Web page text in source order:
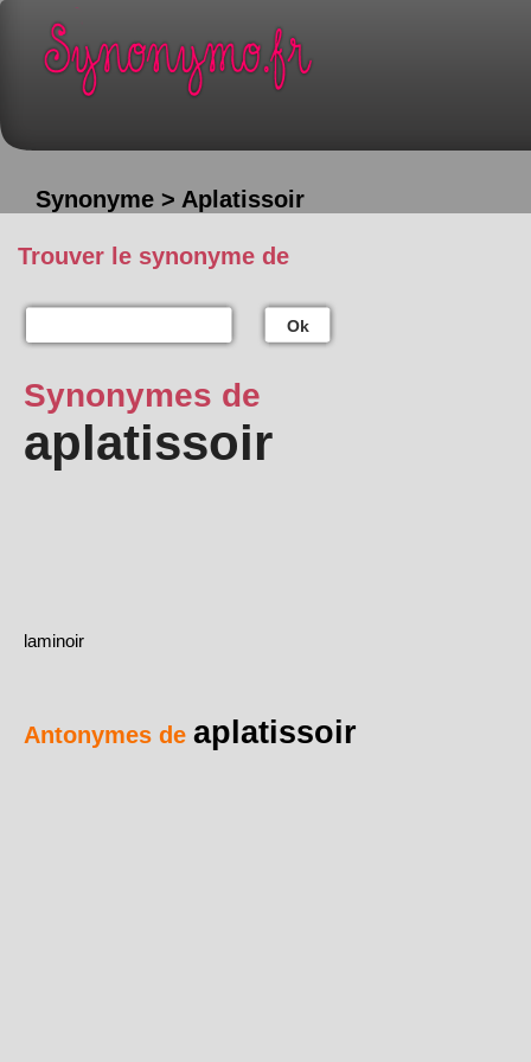
Synonyme > Aplatissoir
Trouver le synonyme de
Ok
Synonymes de
aplatissoir
laminoir
Antonymes de aplatissoir